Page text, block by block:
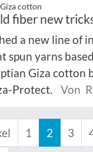
cotton
fiber new
a new line of
spun yarns
Giza cotton
Protect.
Von
1 2 3